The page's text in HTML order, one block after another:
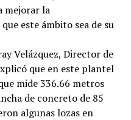
mejorar la
este ámbito sea de su
Velázquez, Director de
que en este plantel
mide 336.66 metros
de concreto de 85
algunas lozas en